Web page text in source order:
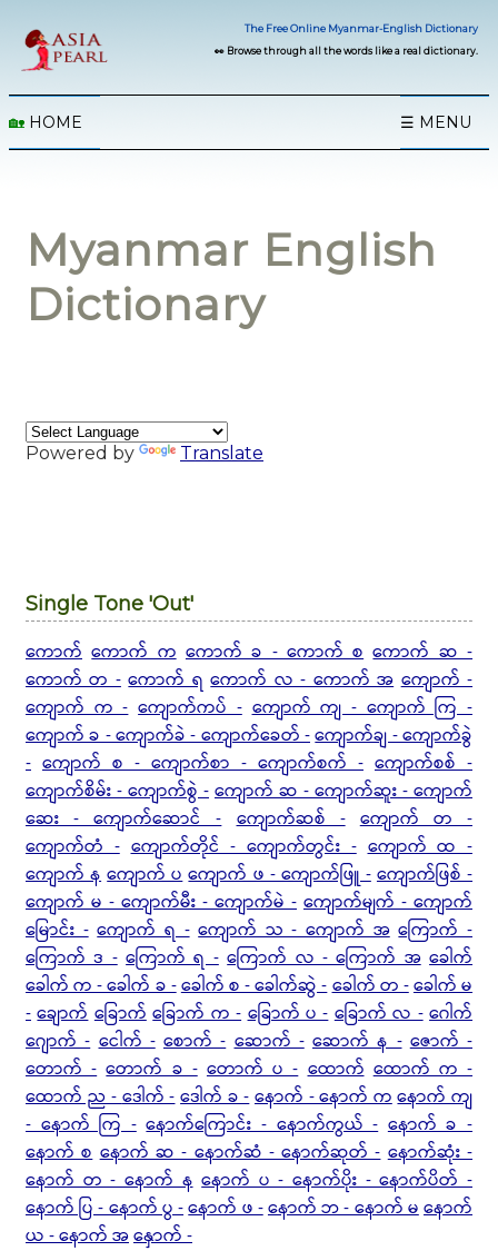
The Free Online Myanmar-English Dictionary
👀 Browse through all the words like a real dictionary.
🏡 HOME ☰ MENU
Myanmar English
Dictionary
Powered by Translate
Single Tone 'Out'
ကောက် ကောက် က ကောက် ခ - ကောက် စ ကောက် ဆ -
ကောက် တ - ကောက် ရ ကောက် လ - ကောက် အ ကျောက် -
ကျောက် က - ကျောက်ကပ် - ကျောက် ကျ - ကျောက် ကြ -
ကျောက် ခ - ကျောက်ခဲ - ကျောက်ခေတ် -ကျောက်ချ - ကျောက်ခွဲ
- ကျောက် စ - ကျောက်စာ - ကျောက်စက် - ကျောက်စစ် -
ကျောက်စိမ်း - ကျောက်စွဲ - ကျောက် ဆ - ကျောက်ဆူး - ကျောက်
ဆေး - ကျောက်ဆောင် - ကျောက်ဆစ် - ကျောက် တ -
ကျောက်တံ - ကျောက်တိုင် - ကျောက်တွင်း - ကျောက် ထ -
ကျောက် န ကျောက် ပ ကျောက် ဖ - ကျောက်ဖြူ - ကျောက်ဖြစ် -
ကျောက် မ - ကျောက်မီး - ကျောက်မဲ - ကျောက်မျက် - ကျောက်
မြောင်း - ကျောက် ရ - ကျောက် သ - ကျောက် အ ကြောက် -
ကြောက် ဒ - ကြောက် ရ - ကြောက် လ - ကြောက် အ ခေါက်
ခေါက် က - ခေါက် ခ -ခေါက် စ - ခေါက်ဆွဲ -ခေါက် တ -ခေါက် မ
- ချောက် ခြောက် ခြောက် က - ခြောက် ပ - ခြောက် လ - ဂေါက်
ဂျောက် - ငေါက် - စောက် - ဆောက် - ဆောက် န - ဇောက် -
တောက် - တောက် ခ - တောက် ပ - ထောက် ထောက် က -
ထောက် ည -ဒေါက် -ဒေါက် ခ -နောက် - နောက် ကနောက် ကျ
- နောက် ကြ - နောက်ကြောင်း - နောက်ကွယ် - နောက် ခ -
နောက် စ နောက် ဆ - နောက်ဆံ - နောက်ဆုတ် - နောက်ဆုံး -
နောက် တ - နောက် န နောက် ပ - နောက်ပိုး - နောက်ပိတ် -
နောက် ပြ - နောက် ပွ -နောက် ဖ -နောက် ဘ - နောက် မနောက်
ယ - နောက် အနှောက် -